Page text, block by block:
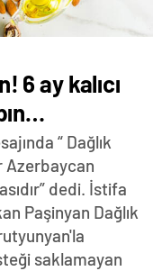
6 ay kalıcı
“ Dağlık
Azerbaycan
dedi. İstifa
Paşinyan Dağlık
saklamayan